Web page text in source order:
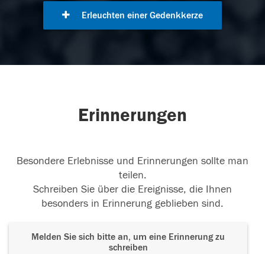
Erleuchten einer Gedenkkerze
Erinnerungen
Besondere Erlebnisse und Erinnerungen sollte man
teilen.
Schreiben Sie über die Ereignisse, die Ihnen
besonders in Erinnerung geblieben sind.
Melden Sie sich bitte an, um eine Erinnerung zu
schreiben